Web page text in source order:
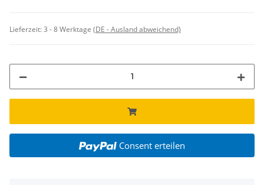
Lieferzeit:3 - 8 Werktage (DE - Ausland abweichend)
Consent erteilen